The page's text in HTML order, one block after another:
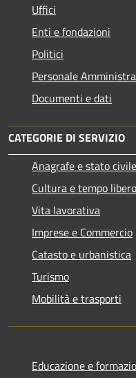
Uffici
Enti e fondazioni
Politici
Personale
Documenti e dati
CATEGORIE DI SERVIZIO
Anagrafe e stato civile
Cultura e tempo libero
Vita lavorativa
Imprese e Commercio
Catasto e urbanistica
Turismo
Mobilità e trasporti
Educazione e